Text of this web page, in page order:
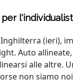
(ieri),
Auto
alle altre.
non siamo